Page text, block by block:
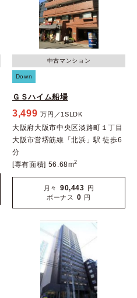
中古マンション
Down
ＧＳハイム船場
3,499 万円／1SLDK
大阪府大阪市中央区淡路町１丁目
大阪市営堺筋線「北浜」駅 徒歩6
分
[専有面積] 56.68m2
月々 90,443 円
ボーナス
0 円